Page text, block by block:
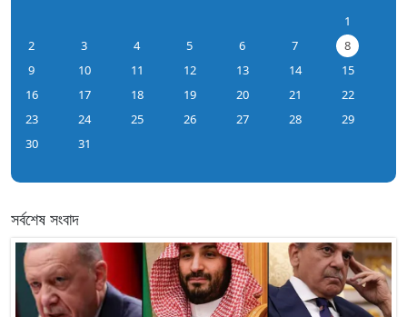
1
2
3 4 5 6 7
8
9
10 11 12 13 14
15
16
17 18 19 20 21
22
23
24 25 26 27 28
29
30
31
সর্বশেষ সংবাদ